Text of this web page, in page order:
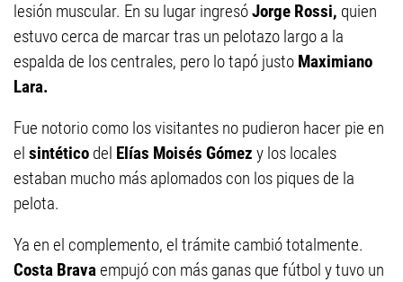
lesión muscular. En su lugar ingresóJorge Rossi, quien
estuvo cerca de marcar tras un pelotazo largo a la
espalda de los centrales, pero lo tapó justo Maximiano
Lara.
Fue notorio como los visitantes no pudieron hacer pie en
el sintético del Elías Moisés Gómez y los locales
estaban mucho más aplomados con los piques de la
pelota.
Ya en el complemento, el trámite cambió totalmente.
Costa Bravaempujó con más ganas que fútbol y tuvo un